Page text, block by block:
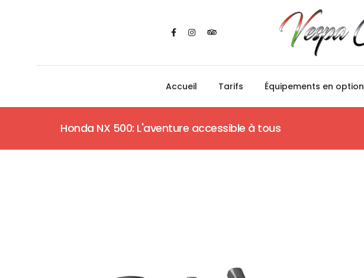
Accueil Tarifs Équipements en option
Honda NX 500: L'aventure accessible à tous